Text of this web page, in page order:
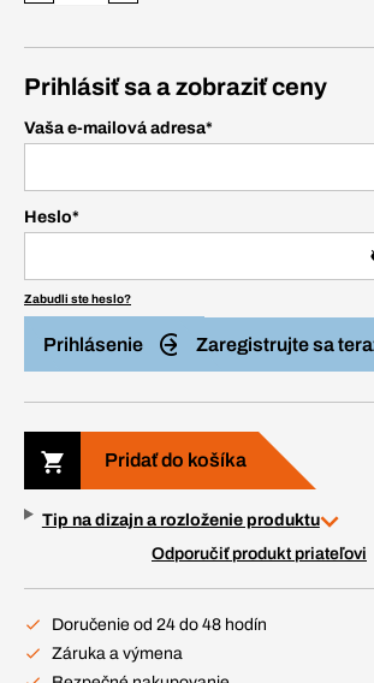
Prihlásiť sa a zobraziť ceny
Vaša e-mailová adresa*
Heslo*
Zabudli ste heslo?
Prihlásenie Zaregistrujte sa
Pridať do košíka
Tip na dizajn a rozloženie produktu
Odporučiť produkt priateľovi
Doručenie od 24 do 48 hodín
Záruka a výmena